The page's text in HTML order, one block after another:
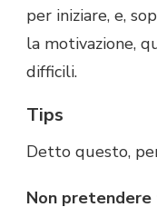
per iniziare, e,
la motivazione,
difficili.
Tips
Detto questo,
Non